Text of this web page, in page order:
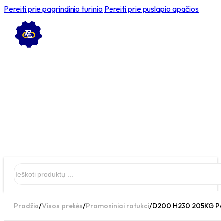
Pereiti prie pagrindinio turinio Pereiti prie puslapio apačios
Pradžia/Visos prekės/Pramoniniai ratukai/D200 H230 205KG